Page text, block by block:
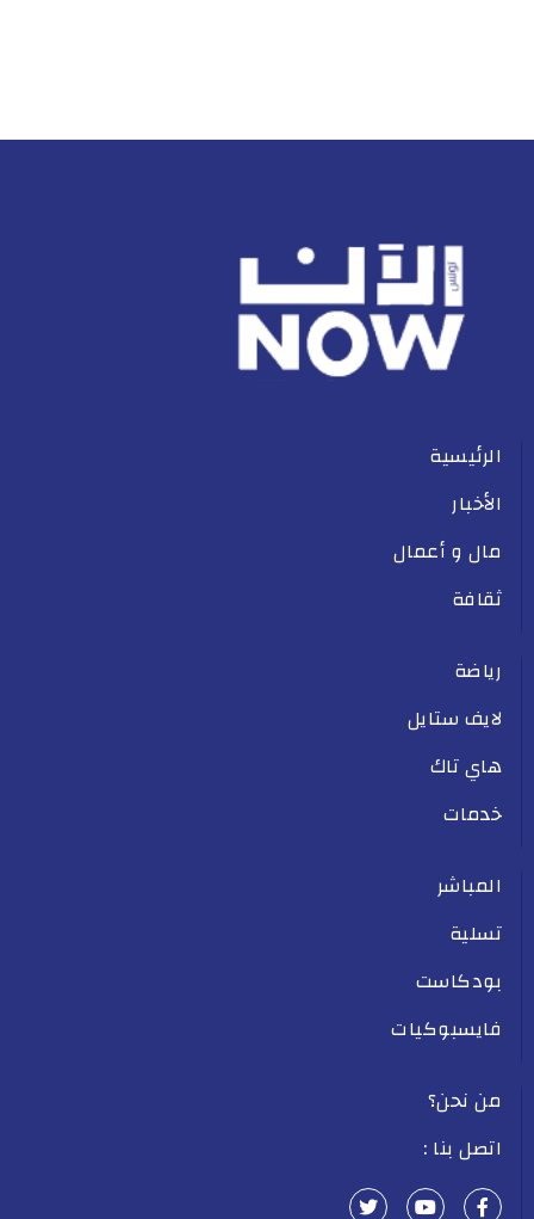
الرئيسية
الأخبار
مال و أعمال
ثقافة
رياضة
لايف ستايل
هاي تاك
خدمات
المباشر
تسلية
بودكاست
فايسبوكيات
من نحن؟
اتصل بنا :